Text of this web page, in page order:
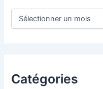
A
e
s
Catégories